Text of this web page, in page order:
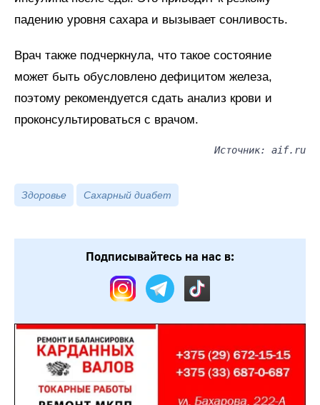
падению уровня сахара и вызывает сонливость.
Врач также подчеркнула, что такое состояние
может быть обусловлено дефицитом железа,
поэтому рекомендуется сдать анализ крови и
проконсультироваться с врачом.
Источник: aif.ru
Здоровье Сахарный диабет
Подписывайтесь на нас в: